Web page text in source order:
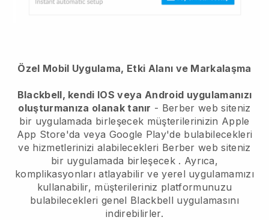
Özel Mobil Uygulama, Etki Alanı ve Markalaşma
Blackbell, kendi IOS veya Android uygulamanızı
oluşturmanıza olanak tanır - Berber web siteniz
bir uygulamada birleşecek müşterilerinizin Apple
App Store'da veya Google Play'de bulabilecekleri
ve hizmetlerinizi alabilecekleri Berber web siteniz
bir uygulamada birleşecek. Ayrıca,
komplikasyonları atlayabilir ve yerel uygulamamızı
kullanabilir, müşterileriniz platformunuzu
bulabilecekleri genel Blackbell uygulamasını
indirebilirler.